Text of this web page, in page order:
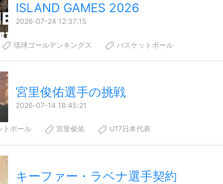
ISLAND GAMES 2026
2026-07-24 12:37:15
琉球ゴールデンキングス バスケットボール
宮里俊佑選手の挑戦
2026-07-14 18:45:21
トボール 宮里俊佑 U17日本代表
キーファー・ラベナ選手契約